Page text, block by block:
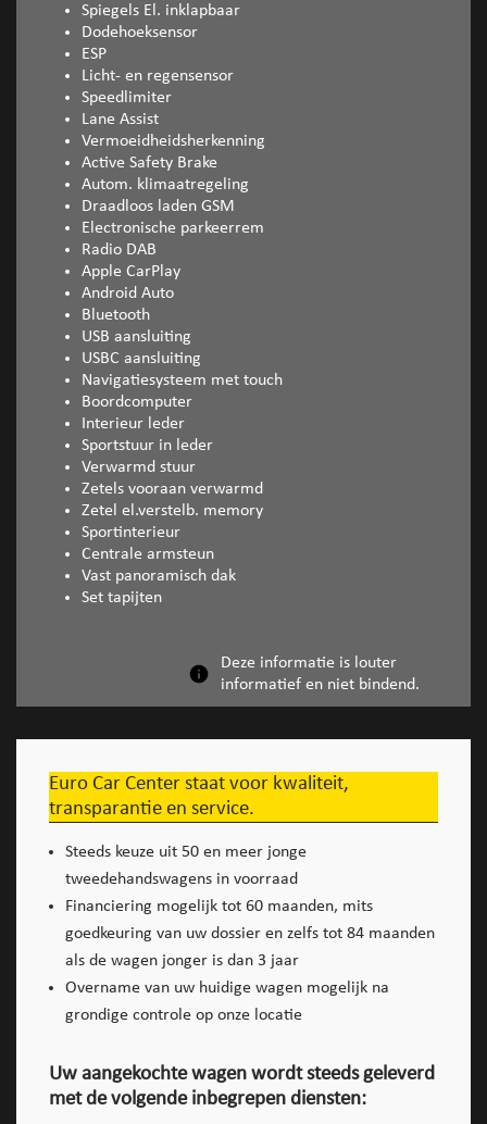
Spiegels El. inklapbaar
Dodehoeksensor
ESP
Licht- en regensensor
Speedlimiter
Lane Assist
Vermoeidheidsherkenning
Active Safety Brake
Autom. klimaatregeling
Draadloos laden GSM
Electronische parkeerrem
Radio DAB
Apple CarPlay
Android Auto
Bluetooth
USB aansluiting
USBC aansluiting
Navigatiesysteem met touch
Boordcomputer
Interieur leder
Sportstuur in leder
Verwarmd stuur
Zetels vooraan verwarmd
Zetel el.verstelb. memory
Sportinterieur
Centrale armsteun
Vast panoramisch dak
Set tapijten
Deze informatie is louter
informatief en niet bindend.
Euro Car Center staat voor kwaliteit,
transparantie en service.
Steeds keuze uit 50 en meer jonge
tweedehandswagens in voorraad
Financiering mogelijk tot 60 maanden, mits
goedkeuring van uw dossier en zelfs tot 84 maanden
als de wagen jonger is dan 3 jaar
Overname van uw huidige wagen mogelijk na
grondige controle op onze locatie
Uw aangekochte wagen wordt steeds geleverd
met de volgende inbegrepen diensten: